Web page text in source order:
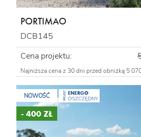
PORTIMAO
DCB145
Cena projektu:
Najniższa cena z 30 dni przed obniżką 5
NOWOŚĆ PROJEKT ENERGO
OSZCZĘDNY
- 400 ZŁ